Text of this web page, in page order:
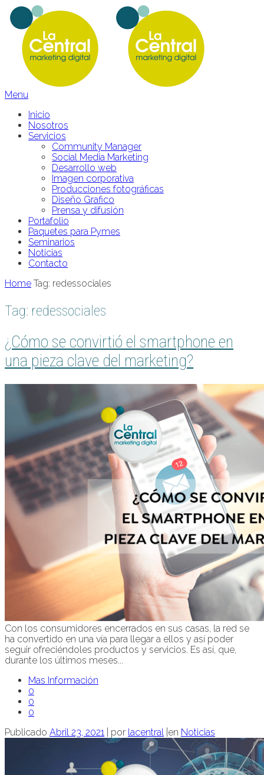
Menu
Inicio
Nosotros
Servicios
Community Manager
Social Media Marketing
Desarrollo web
Imagen corporativa
Producciones fotográficas
Diseño Grafico
Prensa y difusión
Portafolio
Paquetes para Pymes
Seminarios
Noticias
Contacto
Home Tag: redessociales
Tag: redessociales
¿Cómo se convirtió el smartphone en
una pieza clave del marketing?
Con los consumidores encerrados en sus casas, la red se
ha convertido en una vía para llegar a ellos y así poder
seguir ofreciéndoles productos y servicios. Es así, que,
durante los últimos meses...
Mas Información
0
0
0
Publicado Abril 23, 2021 por lacentral en Noticias